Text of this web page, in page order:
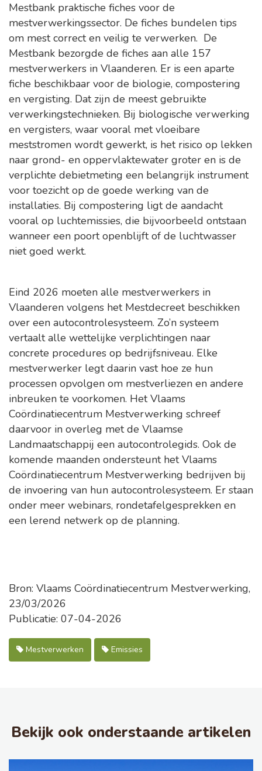
Mestbank praktische fiches voor de
mestverwerkingssector. De fiches bundelen tips
om mest correct en veilig te verwerken. ​ De
Mestbank bezorgde de fiches aan alle 157
mestverwerkers in Vlaanderen. Er is een aparte
fiche beschikbaar voor de biologie, compostering
en vergisting. Dat zijn de meest gebruikte
verwerkingstechnieken. Bij biologische verwerking
en vergisters, waar vooral met vloeibare
meststromen wordt gewerkt, is het risico op lekken
naar grond- en oppervlaktewater groter en is de
verplichte debietmeting een belangrijk instrument
voor toezicht op de goede werking van de
installaties. Bij compostering ligt de aandacht
vooral op luchtemissies, die bijvoorbeeld ontstaan
wanneer een poort openblijft of de luchtwasser
niet goed werkt. ​
Eind 2026 moeten alle mestverwerkers in
Vlaanderen volgens het Mestdecreet beschikken
over een autocontrolesysteem. Zo’n systeem
vertaalt alle wettelijke verplichtingen naar
concrete procedures op bedrijfsniveau. Elke
mestverwerker legt daarin vast hoe ze hun
processen opvolgen om mestverliezen en andere
inbreuken te voorkomen. Het Vlaams
Coördinatiecentrum Mestverwerking schreef
daarvoor in overleg met de Vlaamse
Landmaatschappij een autocontrolegids. Ook de
komende maanden ondersteunt het Vlaams
Coördinatiecentrum Mestverwerking bedrijven bij
de invoering van hun autocontrolesysteem. Er staan
onder meer webinars, rondetafelgesprekken en
een lerend netwerk op de planning.
Bron: Vlaams Coördinatiecentrum Mestverwerking,
23/03/2026
Publicatie: 07-04-2026
Mestverwerken Emissies
Bekijk ook onderstaande artikelen